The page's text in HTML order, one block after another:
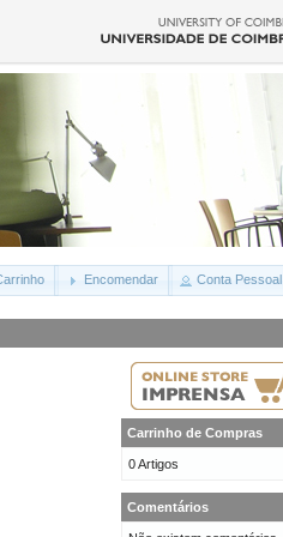
Encomendar Conta Pessoal
Carrinho de Compras
0 Artigos
Comentários